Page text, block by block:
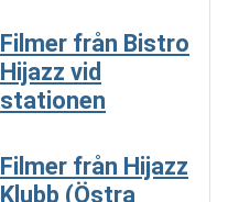
Filmer från Bistro
Hijazz vid
stationen
Filmer från Hijazz
Klubb (Östra